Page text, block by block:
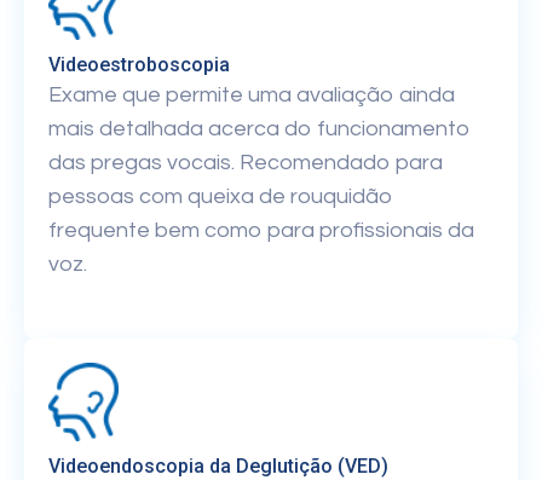
Videoestroboscopia
Exame que permite uma avaliação ainda
mais detalhada acerca do funcionamento
das pregas vocais. Recomendado para
pessoas com queixa de rouquidão
frequente bem como para profissionais da
voz.
Videoendoscopia da Deglutição (VED)